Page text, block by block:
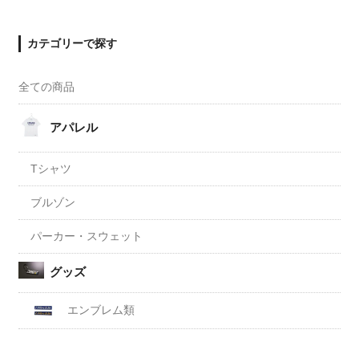
カテゴリーで探す
全ての商品
アパレル
Tシャツ
ブルゾン
パーカー・スウェット
グッズ
エンブレム類